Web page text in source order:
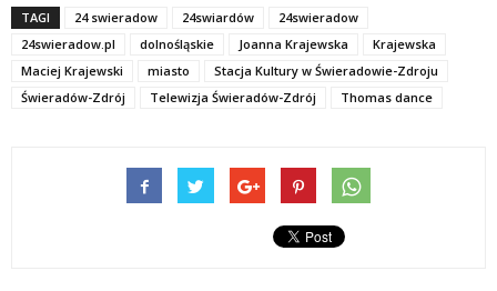
TAGI 24 swieradow 24swiardów
24swieradow
24swieradow.pl
dolnośląskie Joanna Krajewska
Krajewska
Maciej Krajewski
miasto
Stacja Kultury w Świeradowie-Zdroju
Świeradów-Zdrój
Telewizja Świeradów-Zdrój Thomas dance